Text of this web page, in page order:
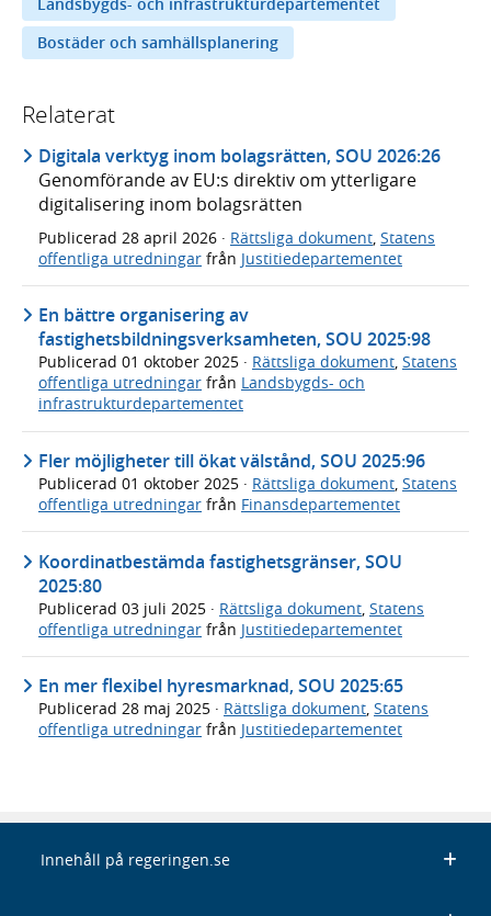
Bostäder och samhällsplanering
Relaterat
Digitala verktyg inom bolagsrätten, SOU 2026:26
Genomförande av EU:s direktiv om ytterligare
digitalisering inom bolagsrätten
Publicerad 28 april 2026 · Rättsliga dokument Statens
offentliga utredningar från Justitiedepartementet
En bättre organisering av
fastighetsbildningsverksamheten, SOU 2025:98
Publicerad 01 oktober 2025 · Rättsliga dokument, Statens
offentliga utredningar från Landsbygds- och
infrastrukturdepartementet
Fler möjligheter till ökat välstånd, SOU 2025:96
Publicerad 01 oktober 2025 · Rättsliga dokument, Statens
offentliga utredningar från Finansdepartementet
Koordinatbestämda fastighetsgränser, SOU
2025:80
Publicerad 03 juli 2025 · Rättsliga dokument Statens
offentliga utredningar från Justitiedepartementet
En mer flexibel hyresmarknad, SOU 2025:65
Publicerad 28 maj 2025 · Rättsliga dokument, Statens
offentliga utredningar från Justitiedepartementet
Innehåll på regeringen.se